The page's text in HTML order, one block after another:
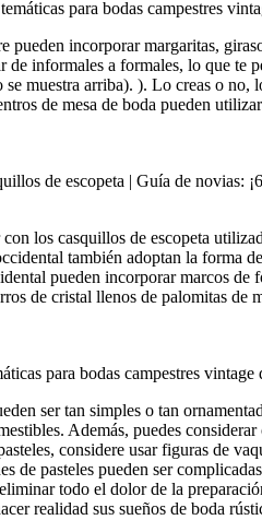
pueden incorporar margaritas,
informales a formales, lo que
muestra arriba). ). Lo creas o
de mesa de boda pueden
los casquillos de escopeta
también adoptan la forma
pueden incorporar marcos
de cristal llenos de palomitas
ser tan simples o tan
Además, puedes
considere usar figuras de
pasteles pueden ser
todo el dolor de la
realidad sus sueños de boda